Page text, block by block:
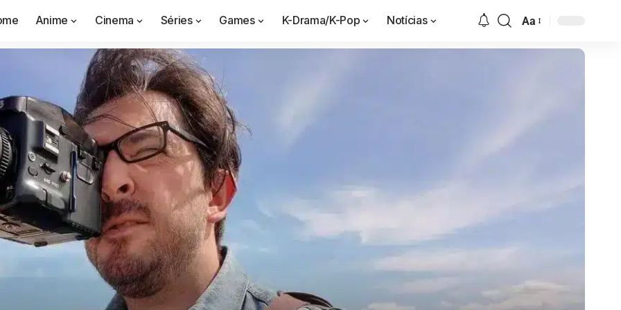
Anime Cinema Séries Games K-Drama/K-Pop Notícias Aa